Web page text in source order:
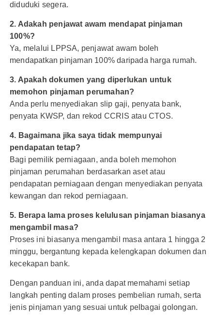
diduduki segera.
2. Adakah penjawat awam mendapat pinjaman
100%?
Ya, melalui LPPSA, penjawat awam boleh
mendapatkan pinjaman 100% daripada harga rumah.
3. Apakah dokumen yang diperlukan untuk
memohon pinjaman perumahan?
Anda perlu menyediakan slip gaji, penyata bank,
penyata KWSP, dan rekod CCRIS atau CTOS.
4. Bagaimana jika saya tidak mempunyai
pendapatan tetap?
Bagi pemilik perniagaan, anda boleh memohon
pinjaman perumahan berdasarkan aset atau
pendapatan perniagaan dengan menyediakan penyata
kewangan dan rekod perniagaan.
5. Berapa lama proses kelulusan pinjaman biasanya
mengambil masa?
Proses ini biasanya mengambil masa antara 1 hingga 2
minggu, bergantung kepada kelengkapan dokumen dan
kecekapan bank.
Dengan panduan ini, anda dapat memahami setiap
langkah penting dalam proses pembelian rumah, serta
jenis pinjaman yang sesuai untuk pelbagai golongan.